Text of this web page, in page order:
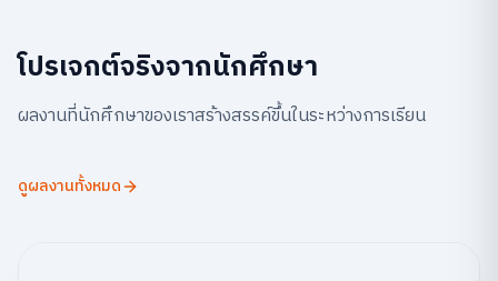
โปรเจกต์จริงจากนักศึกษา
ผลงานที่นักศึกษาของเราสร้างสรรค์ขึ้นในระหว่างการเรียน
ดูผลงานทั้งหมด